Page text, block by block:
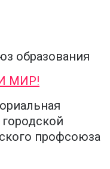
образования
МИР!
профсоюза